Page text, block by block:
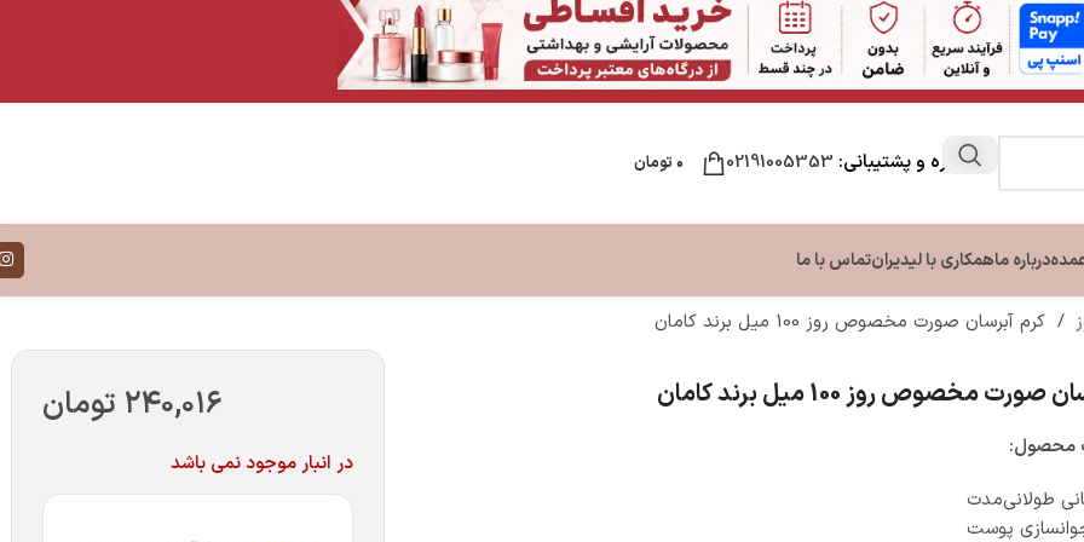
مشاوره و پشتیبانی: 02191005353 ۰ تومان
بدننرم کننده و بالم لبتقویت کننده ناخن
کرم ترک پا
درباره ماهمکاری با لیدیرانتماس با ما
/ کرم آبرسان صورت مخصوص روز 100 میل برند کامان
مخصوص روز 100 میل برند کامان
محصول:
طولانی‌مدت
پوست
۲۴۰,۰۱۶ تومان
در انبار موجود نمی باشد